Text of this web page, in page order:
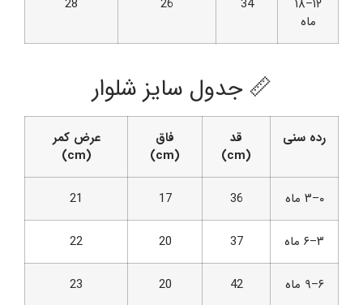
ماه
📏 جدول سایز شلوار
رده سنی
قد
(cm)
فاق
(cm)
عرض کمر
(cm)
۰–۳ ماه 36
17
21
۳–۶ ماه 37
20
22
۶–۹ ماه 42
20
23